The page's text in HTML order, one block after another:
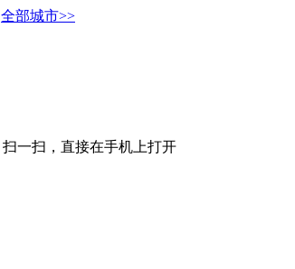
全部城市>>
扫一扫，直接在手机上打开